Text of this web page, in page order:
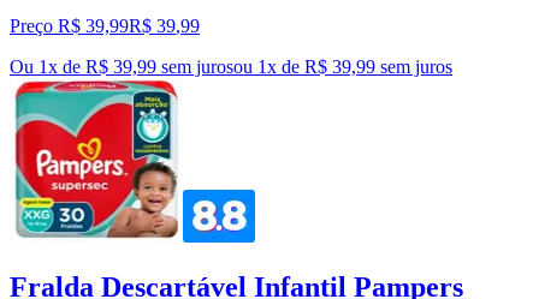
Preço R$ 39,99R$ 39,99
Ou 1x de R$ 39,99 sem jurosou 1x de R$ 39,99 sem juros
Fralda Descartável Infantil Pampers